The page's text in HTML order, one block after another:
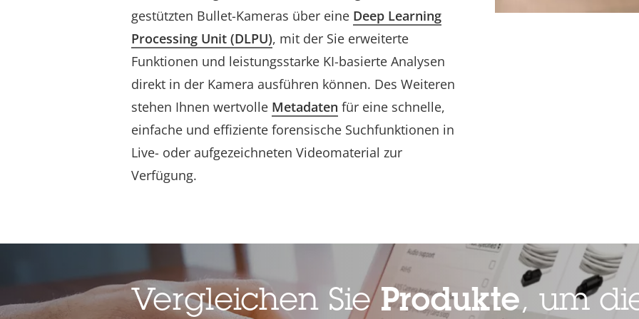
gestützten Bullet-Kameras über eine Deep Learning
Processing Unit (DLPU), mit der Sie erweiterte
Funktionen und leistungsstarke KI-basierte Analysen
direkt in der Kamera ausführen können. Des Weiteren
stehen Ihnen wertvolle Metadaten für eine schnelle,
einfache und effiziente forensische Suchfunktionen in
Live- oder aufgezeichneten Videomaterial zur
Verfügung.
Vergleichen SieProdukte, um